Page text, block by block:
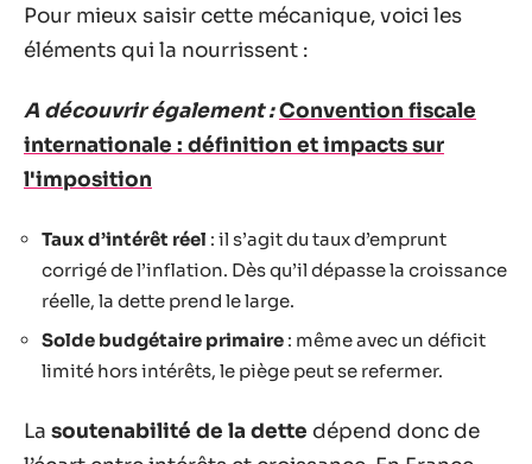
Pour mieux saisir cette mécanique, voici les
éléments qui la nourrissent :
A découvrir également :Convention fiscale
internationale : définition et impacts sur
l'imposition
Taux d’intérêt réel : il s’agit du taux d’emprunt
corrigé de l’inflation. Dès qu’il dépasse la croissance
réelle, la dette prend le large.
Solde budgétaire primaire : même avec un déficit
limité hors intérêts, le piège peut se refermer.
La soutenabilité de la dette dépend donc de